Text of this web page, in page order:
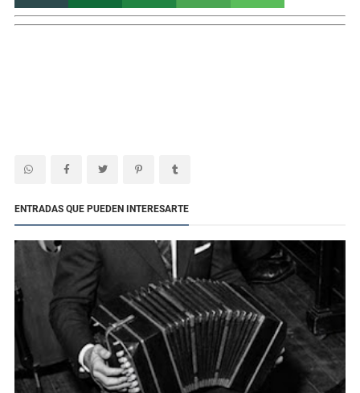
ENTRADAS QUE PUEDEN INTERESARTE